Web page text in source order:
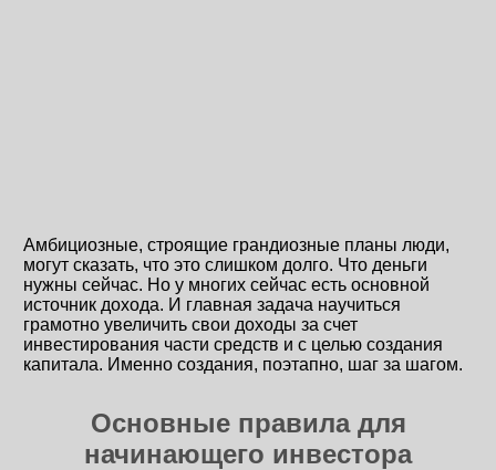
Амбициозные, строящие грандиозные планы люди,
могут сказать, что это слишком долго. Что деньги
нужны сейчас. Но у многих сейчас есть основной
источник дохода. И главная задача научиться
грамотно увеличить свои доходы за счет
инвестирования части средств и с целью создания
капитала. Именно создания, поэтапно, шаг за шагом.
Основные правила для
начинающего инвестора